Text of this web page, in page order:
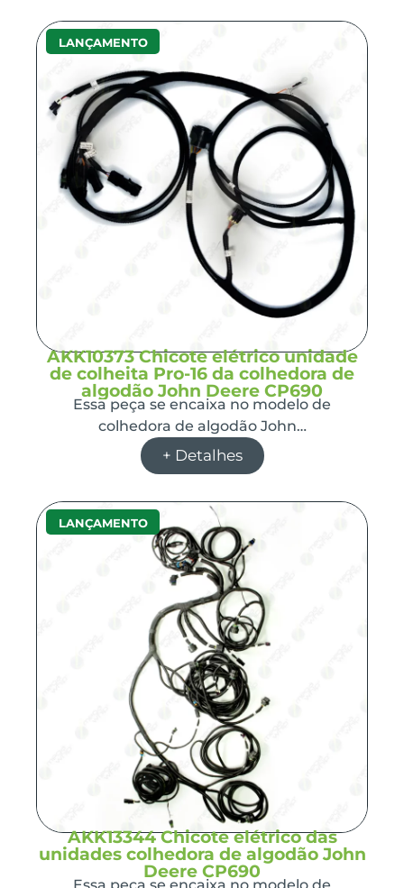
LANÇAMENTO
AKK10373 Chicote elétrico unidade
de colheita Pro-16 da colhedora de
algodão John Deere CP690
Essa peça se encaixa no modelo de
colhedora de algodão John…
+ Detalhes
LANÇAMENTO
AKK13344 Chicote elétrico das
unidades colhedora de algodão John
Deere CP690